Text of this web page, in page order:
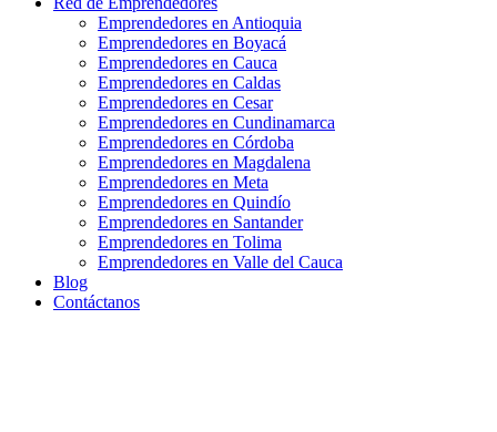
Emprendedores en Antioquia
Emprendedores en Boyacá
Emprendedores en Cauca
Emprendedores en Caldas
Emprendedores en Cesar
Emprendedores en Cundinamarca
Emprendedores en Córdoba
Emprendedores en Magdalena
Emprendedores en Meta
Emprendedores en Quindío
Emprendedores en Santander
Emprendedores en Tolima
Emprendedores en Valle del Cauca
Blog
Contáctanos